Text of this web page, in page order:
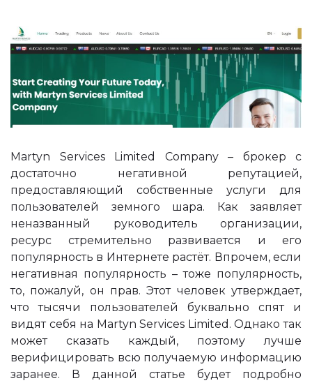
Martyn Services Limited Company – брокер с
достаточно негативной репутацией,
предоставляющий собственные услуги для
пользователей земного шара. Как заявляет
неназванный руководитель организации,
ресурс стремительно развивается и его
популярность в Интернете растёт. Впрочем, если
негативная популярность – тоже популярность,
то, пожалуй, он прав. Этот человек утверждает,
что тысячи пользователей буквально спят и
видят себя на Martyn Services Limited. Однако так
может сказать каждый, поэтому лучше
верифицировать всю получаемую информацию
заранее. В данной статье будет подробно